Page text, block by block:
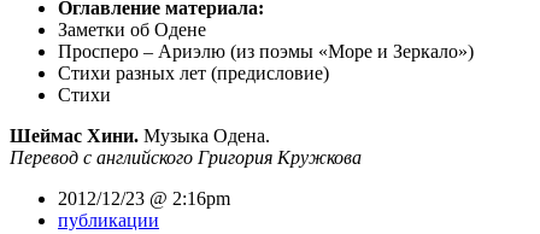
Оглавление материала:
Заметки об Одене
Просперо – Ариэлю (из поэмы «Море и Зеркало»)
Стихи разных лет (предисловие)
Стихи
Шеймас Хини. Музыка Одена.
Перевод с английского Григория Кружкова
2012/12/23 @ 2:16pm
публикации